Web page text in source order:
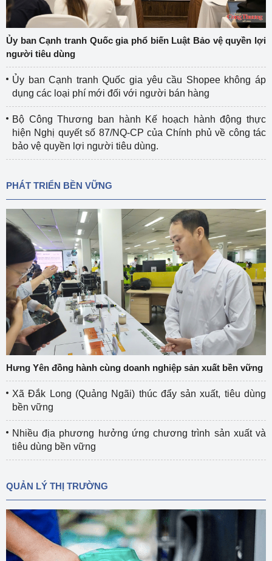
Ủy ban Cạnh tranh Quốc gia phổ biến Luật Bảo vệ quyền lợi
người tiêu dùng
Ủy ban Cạnh tranh Quốc gia yêu cầu Shopee không áp
dụng các loại phí mới đối với người bán hàng
Bộ Công Thương ban hành Kế hoạch hành động thực
hiện Nghị quyết số 87/NQ-CP của Chính phủ về công tác
bảo vệ quyền lợi người tiêu dùng.
PHÁT TRIỂN BỀN VỮNG
Hưng Yên đồng hành cùng doanh nghiệp sản xuất bền vững
Xã Đắk Long (Quảng Ngãi) thúc đẩy sản xuất, tiêu dùng
bền vững
Nhiều địa phương hưởng ứng chương trình sản xuất và
tiêu dùng bền vững
QUẢN LÝ THỊ TRƯỜNG